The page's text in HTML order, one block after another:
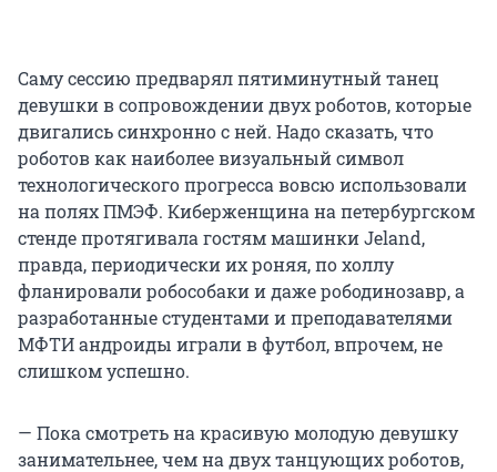
Саму сессию предварял пятиминутный танец
девушки в сопровождении двух роботов, которые
двигались синхронно с ней. Надо сказать, что
роботов как наиболее визуальный символ
технологического прогресса вовсю использовали
на полях ПМЭФ. Киберженщина на петербургском
стенде протягивала гостям машинки Jeland,
правда, периодически их роняя, по холлу
фланировали робособаки и даже рободинозавр, а
разработанные студентами и преподавателями
МФТИ андроиды играли в футбол, впрочем, не
слишком успешно.
— Пока смотреть на красивую молодую девушку
занимательнее, чем на двух танцующих роботов,